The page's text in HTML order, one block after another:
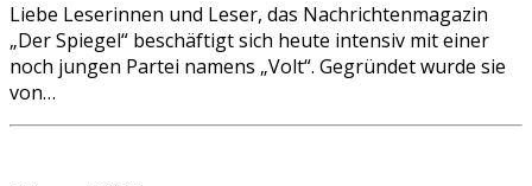
Liebe Leserinnen und Leser, das Nachrichtenmagazin
„Der Spiegel“ beschäftigt sich heute intensiv mit einer
noch jungen Partei namens „Volt“. Gegründet wurde sie
von…